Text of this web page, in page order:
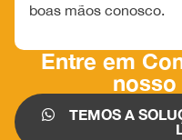
boas mãos conosco.
Entre em
nosso
TEMOS A